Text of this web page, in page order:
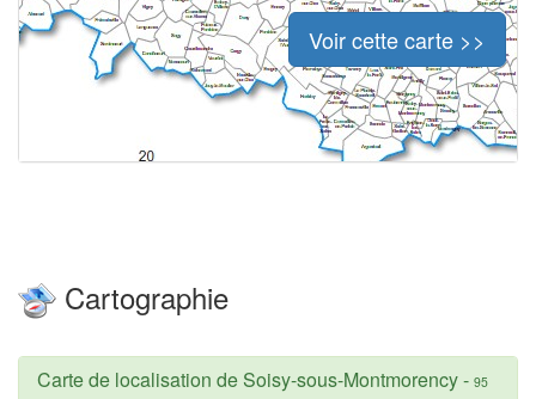
Voir cette carte >>
Cartographie
Carte de localisation de Soisy-sous-Montmorency- 95